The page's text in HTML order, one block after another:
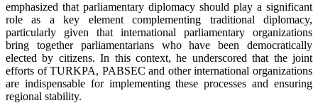
emphasized that parliamentary diplomacy should play a significant
role as a key element complementing traditional diplomacy,
particularly given that international parliamentary organizations
bring together parliamentarians who have been democratically
elected by citizens. In this context, he underscored that the joint
efforts of TURKPA, PABSEC and other international organizations
are indispensable for implementing these processes and ensuring
regional stability.